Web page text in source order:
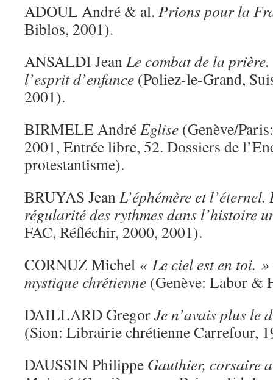
ADOUL André & al. Prions pour la
Biblos, 2001).
ANSALDI JeanLe combat de la
l’esprit d’enfance (Poliez-le-Grand,
2001).
BIRMELE AndréEglise (Genève/
2001, Entrée libre, 52. Dossiers de
protestantisme).
BRUYAS JeanL’éphémère et
régularité des rythmes dans l’histoire
FAC, Réfléchir, 2000, 2001).
CORNUZ Michel « Le ciel est en toi.
mystique chrétienne (Genève: Labor &
DAILLARD GregorJe n’avais plus le
(Sion: Librairie chrétienne Carrefour,
DAUSSIN Philippe Gauthier, corsaire